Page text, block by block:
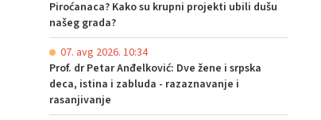
Piroćanaca? Kako su krupni projekti ubili dušu
našeg grada?
07. avg 2026. 10:34
Prof. dr Petar Anđelković: Dve žene i srpska
deca, istina i zabluda - razaznavanje i
rasanjivanje